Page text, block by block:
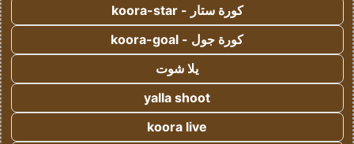
كورة ستار - koora-star
كورة جول - koora-goal
يلا شوت
yalla shoot
koora live